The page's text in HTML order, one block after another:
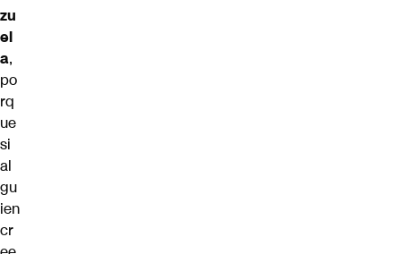
zu
el
a,
po
rq
ue
si
al
gu
ien
cr